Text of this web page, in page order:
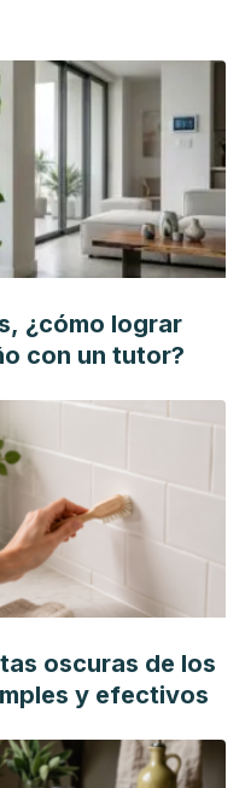
¿cómo lograr
con un tutor?
oscuras de los
y efectivos